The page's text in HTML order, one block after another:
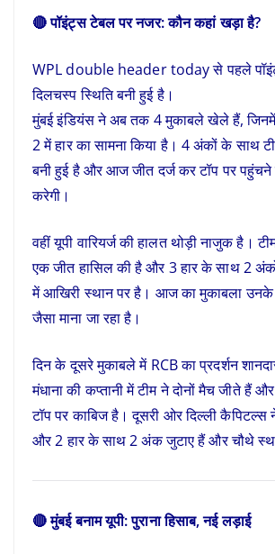
🔴 पॉइंट्स टेबल पर नजर: कौन कहां खड़ा है?
WPL double header today से पहले
दिलचस्प स्थिति बनी हुई है।
मुंबई इंडियंस ने अब तक 4 मुकाबले खेले हैं,
2 में हार का सामना किया है। 4 अंकों के साथ
बनी हुई है और आज जीत दर्ज कर टॉप पर पहुंचने
करेगी।
वहीं यूपी वारियर्ज की हालत थोड़ी नाजुक है।
एक जीत हासिल की है और 3 हार के साथ 2
में आखिरी स्थान पर है। आज का मुकाबला उनके
जैसा माना जा रहा है।
दिन के दूसरे मुकाबले में RCB का प्रदर्शन
मंधाना की कप्तानी में टीम ने दोनों मैच जीते हैं
टॉप पर काबिज है। दूसरी ओर दिल्ली कैपिटल्स
और 2 हार के साथ 2 अंक जुटाए हैं और चौथे
🔴 मुंबई बनाम यूपी: पुराना हिसाब, नई लड़ाई